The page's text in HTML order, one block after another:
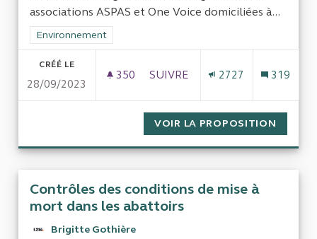
associations ASPAS et One Voice domiciliées à...
Filtrer les résultats de la catégorie : Environnement
Environnement
CRÉÉ LE
28/09/2023
350 350 ABONNÉS
SUIVRE
2727 319
VOIR LA PROPOSITION
Contrôles des conditions de mise à
mort dans les abattoirs
Brigitte Gothière